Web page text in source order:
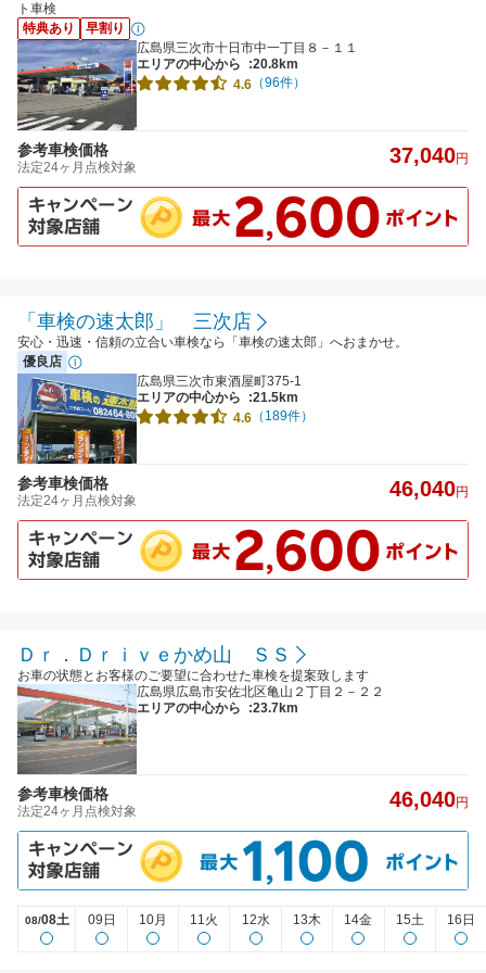
ト車検
特典あり
早割り
広島県三次市十日市中一丁目８－１１
エリアの中心から
:20.8km
4.6 （96件）
参考車検価格
法定24ヶ月点検対象 37,040円
「車検の速太郎」 三次店
安心・迅速・信頼の立合い車検なら「車検の速太郎」へおまかせ。
優良店
広島県三次市東酒屋町375-1
エリアの中心から
:21.5km
4.6 （189件）
参考車検価格
法定24ヶ月点検対象 46,040円
Ｄｒ．Ｄｒｉｖｅかめ山 ＳＳ
お車の状態とお客様のご要望に合わせた車検を提案致します
広島県広島市安佐北区亀山２丁目２－２２
エリアの中心から
:23.7km
参考車検価格
法定24ヶ月点検対象 46,040円
08/08土 09日 10月 11火 12水 13木 14金 15土 16日